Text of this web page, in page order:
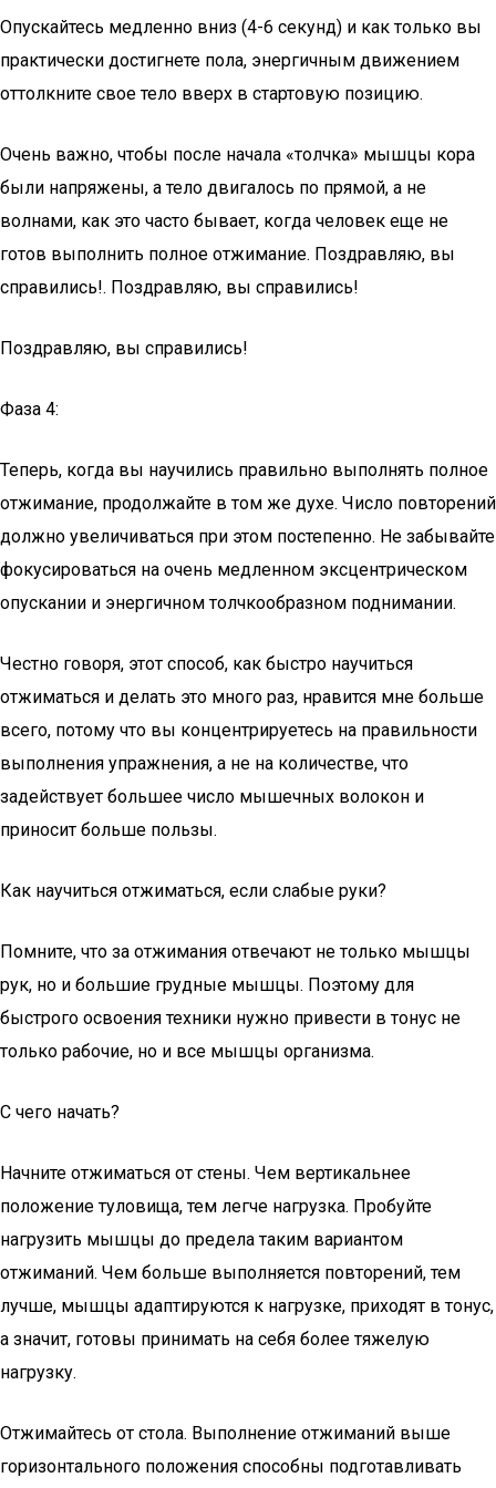
Опускайтесь медленно вниз (4-6 секунд) и как только вы
практически достигнете пола, энергичным движением
оттолкните свое тело вверх в стартовую позицию.
Очень важно, чтобы после начала «толчка» мышцы кора
были напряжены, а тело двигалось по прямой, а не
волнами, как это часто бывает, когда человек еще не
готов выполнить полное отжимание. Поздравляю, вы
справились!. Поздравляю, вы справились!
Поздравляю, вы справились!
Фаза 4:
Теперь, когда вы научились правильно выполнять полное
отжимание, продолжайте в том же духе. Число повторений
должно увеличиваться при этом постепенно. Не забывайте
фокусироваться на очень медленном эксцентрическом
опускании и энергичном толчкообразном поднимании.
Честно говоря, этот способ, как быстро научиться
отжиматься и делать это много раз, нравится мне больше
всего, потому что вы концентрируетесь на правильности
выполнения упражнения, а не на количестве, что
задействует большее число мышечных волокон и
приносит больше пользы.
Как научиться отжиматься, если слабые руки?
Помните, что за отжимания отвечают не только мышцы
рук, но и большие грудные мышцы. Поэтому для
быстрого освоения техники нужно привести в тонус не
только рабочие, но и все мышцы организма.
С чего начать?
Начните отжиматься от стены. Чем вертикальнее
положение туловища, тем легче нагрузка. Пробуйте
нагрузить мышцы до предела таким вариантом
отжиманий. Чем больше выполняется повторений, тем
лучше, мышцы адаптируются к нагрузке, приходят в тонус,
а значит, готовы принимать на себя более тяжелую
нагрузку.
Отжимайтесь от стола. Выполнение отжиманий выше
горизонтального положения способны подготавливать